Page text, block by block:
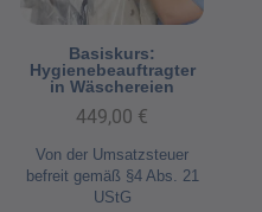
Basiskurs:
Hygienebeauftragter
in Wäschereien
449,00 €
Von der Umsatzsteuer
befreit gemäß §4 Abs. 21
UStG